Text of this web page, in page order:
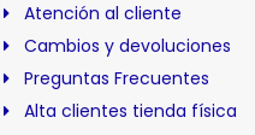
Atención al cliente
Cambios y devoluciones
Preguntas Frecuentes
Alta clientes tienda física